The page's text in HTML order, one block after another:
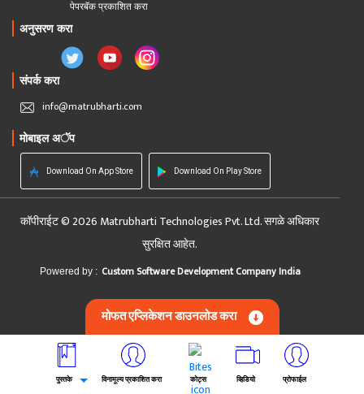
पेपरबॅक प्रकाशित करा
अनुसरण करा
संपर्क करा
info@matrubharti.com
मोबाइल अॅप
Download On App Store Download On Play Store
कॉपीराईट © 2026 Matrubharti Technologies Pvt. Ltd. सगळे अधिकार
सुरक्षित आहेत.
Powered by : Custom Software Development Company India
मोफत एप्लिकेशन डाउनलोड करा
पुस्तके विनामूल्य प्रकाशित करा कोट्स व्हिडियो प्रोफाईल